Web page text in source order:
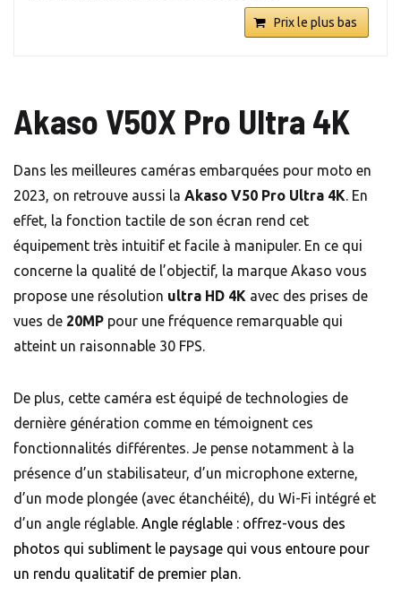
Prix le plus bas
Akaso V50X Pro Ultra 4K
Dans les meilleures caméras embarquées pour moto en
2023, on retrouve aussi la Akaso V50 Pro Ultra 4K. En
effet, la fonction tactile de son écran rend cet
équipement très intuitif et facile à manipuler. En ce qui
concerne la qualité de l’objectif, la marque Akaso vous
propose une résolution ultra HD 4K avec des prises de
vues de 20MP pour une fréquence remarquable qui
atteint un raisonnable 30 FPS.
De plus, cette caméra est équipé de technologies de
dernière génération comme en témoignent ces
fonctionnalités différentes. Je pense notamment à la
présence d’un stabilisateur, d’un microphone externe,
d’un mode plongée (avec étanchéité), du Wi-Fi intégré et
d’un angle réglable. Angle réglable : offrez-vous des
photos qui subliment le paysage qui vous entoure pour
un rendu qualitatif de premier plan.